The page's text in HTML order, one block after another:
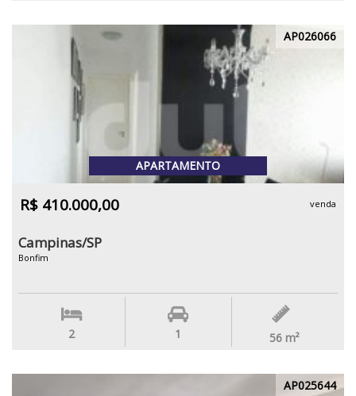
AP026066
APARTAMENTO
R$ 410.000,00 venda
Campinas/SP
Bonfim
2 1 56 m²
AP025644